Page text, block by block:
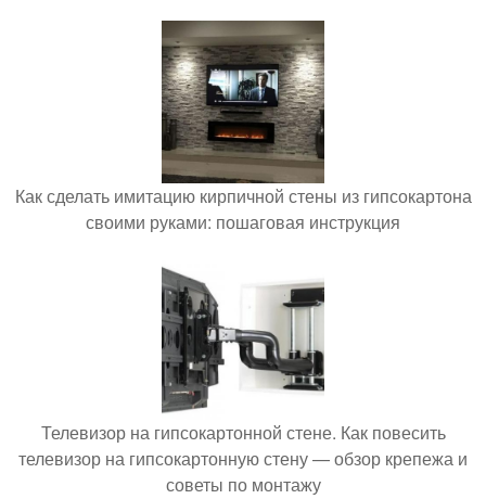
Как сделать имитацию кирпичной стены из гипсокартона
своими руками: пошаговая инструкция
Телевизор на гипсокартонной стене. Как повесить
телевизор на гипсокартонную стену — обзор крепежа и
советы по монтажу